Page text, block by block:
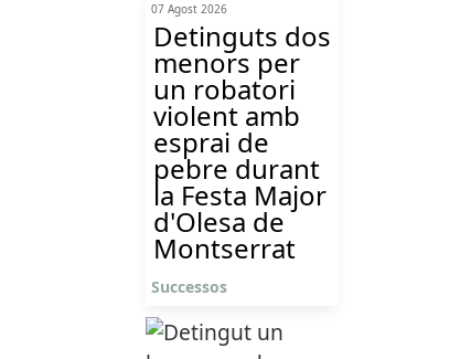
07 Agost 2026
Detinguts dos
menors per
un robatori
violent amb
esprai de
pebre durant
la Festa Major
d'Olesa de
Montserrat
Successos